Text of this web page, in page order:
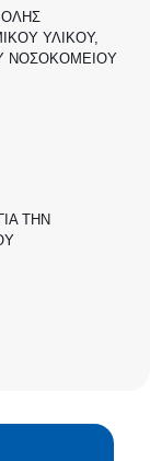
ΥΛΙΚΟΥ,
ΝΟΣΟΚΟΜΕΙΟΥ
ΤΗΝ